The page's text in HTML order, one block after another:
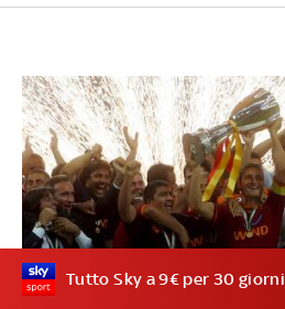
Tutto Sky a 9€ per 30 giorni